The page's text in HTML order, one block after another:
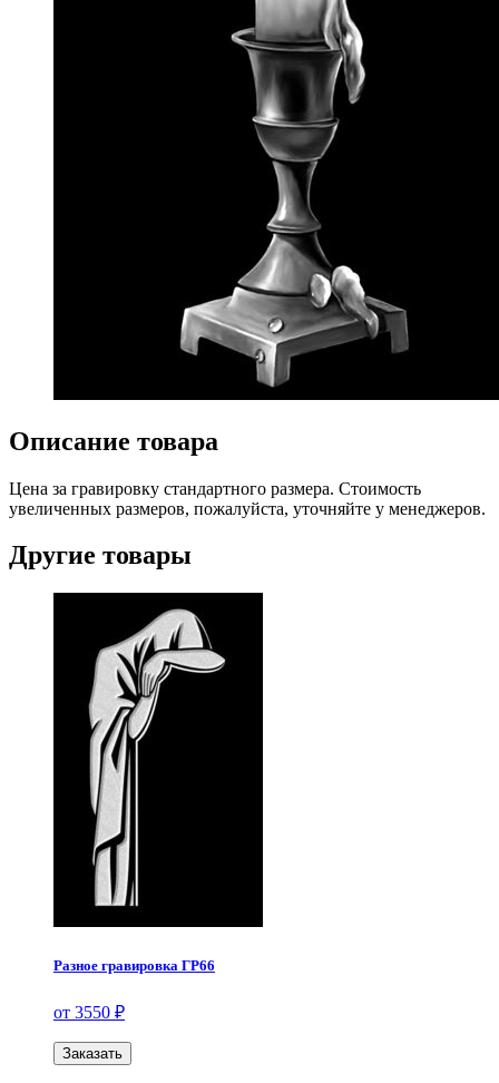
Описание товара
Цена за гравировку стандартного размера. Стоимость
увеличенных размеров, пожалуйста, уточняйте у менеджеров.
Другие товары
Разное гравировка ГР66
от 3550 ₽
Заказать